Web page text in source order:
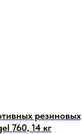
резиновых
760, 14 кг